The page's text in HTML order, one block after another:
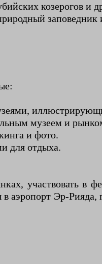
козерогов
музеем и
и фото.
для отдыха.
участвовать в
Эр-Рияда,